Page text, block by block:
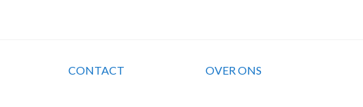
CONTACT OVER ONS